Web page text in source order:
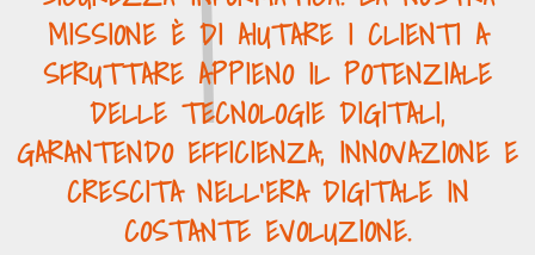
MISSIONE È DI AIUTARE I CLIENTI A
SFRUTTARE APPIENO IL POTENZIALE
DELLE TECNOLOGIE DIGITALI,
GARANTENDO EFFICIENZA, INNOVAZIONE E
CRESCITA NELL'ERA DIGITALE IN
COSTANTE EVOLUZIONE.